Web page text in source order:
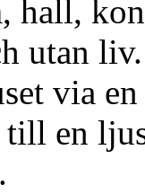
hall,
utan
via
en